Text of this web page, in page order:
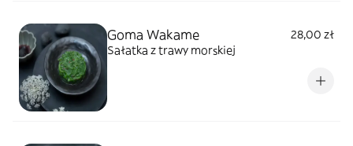
Goma Wakame
28,00 zł
Sałatka z trawy morskiej